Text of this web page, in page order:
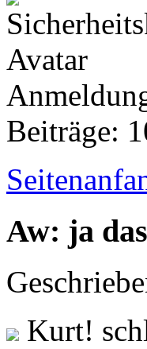
Beiträge:
Aw: ja
Kurt!